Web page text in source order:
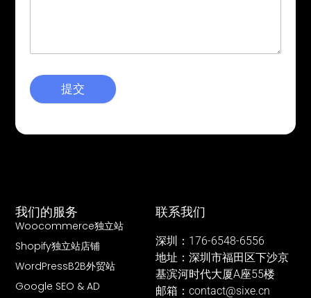
我们的服务
Woocommerce独立站
Shopify独立站店铺
WordPressB2B外贸站
Google SEO & AD
联系我们
深圳：176-6548-6556
地址：深圳市福田区下沙京
基滨河时代大厦A座55楼
邮箱：contact@sixe.cn
提交